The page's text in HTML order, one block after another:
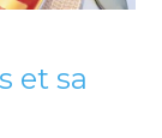
et sa